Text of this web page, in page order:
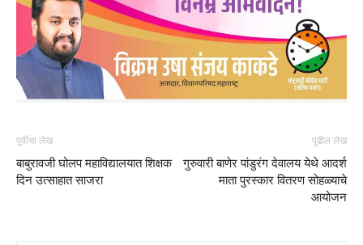
पूर्वीचा लेख
बाबुरावजी घोलप महाविद्यालयात शिक्षक
दिन उत्साहात साजरा
पुढील लेख
गुरुवारी बाणेर पांडुरंग देवालय येथे आदर्श
माता पुरस्कार वितरण सोहळ्याचे
आयोजन